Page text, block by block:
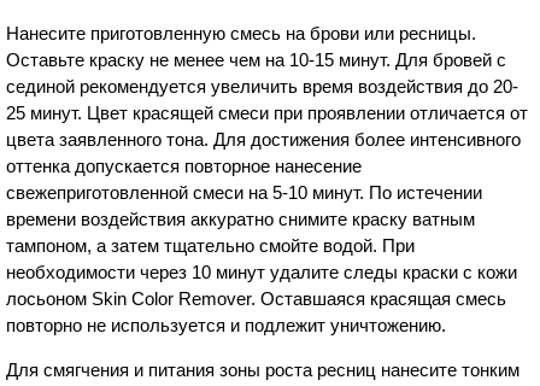
Нанесите приготовленную смесь на брови или ресницы.
Оставьте краску не менее чем на 10-15 минут. Для бровей с
сединой рекомендуется увеличить время воздействия до 20-
25 минут. Цвет красящей смеси при проявлении отличается от
цвета заявленного тона. Для достижения более интенсивного
оттенка допускается повторное нанесение
свежеприготовленной смеси на 5-10 минут. По истечении
времени воздействия аккуратно снимите краску ватным
тампоном, а затем тщательно смойте водой. При
необходимости через 10 минут удалите следы краски с кожи
лосьоном Skin Color Remover. Оставшаяся красящая смесь
повторно не используется и подлежит уничтожению.
Для смягчения и питания зоны роста ресниц нанесите тонким